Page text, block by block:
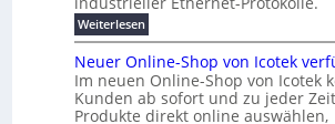
ü
r
o
k
r
a
e
ns
t
e
n
e
r
c
a
t
s
K
a
b
e
l
m
a
m
e
r
s
e
n
d
e
e
W
a
e
l
s
t
c
k
e
Weiterlesen:
P
r
o
i
n
Neuer Online-Shop von Icotek
Im neuen Online-Shop von Icotek
Kunden ab sofort und zu jeder
Produkte direkt online auswählen,